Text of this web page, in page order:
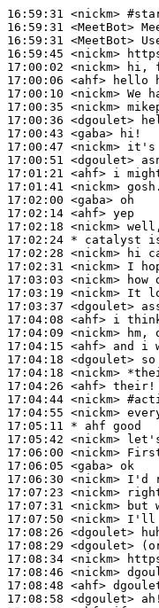
16:59:31 <nickm>
16:59:31 <MeetBot>
16:59:31 <MeetBot>
16:59:45 <nickm>
17:00:02 <nickm>
17:00:06 <ahf>
17:00:10 <nickm>
17:00:35 <nickm>
17:00:36 <dgoulet>
17:00:43 <gaba>
17:00:47 <nickm>
17:00:51 <dgoulet>
17:01:21 <ahf>
17:01:41 <nickm>
17:02:00 <gaba>
17:02:14 <ahf>
17:02:18 <nickm>
17:02:24 * catalyst
17:02:28 <nickm>
17:02:31 <nickm>
17:03:03 <nickm>
17:03:19 <nickm>
17:03:37 <dgoulet>
17:04:08 <ahf>
17:04:09 <nickm>
17:04:15 <ahf>
17:04:18 <dgoulet>
17:04:18 <nickm>
17:04:26 <ahf>
17:04:44 <nickm>
17:04:55 <nickm>
17:05:11 * ahf good
17:05:42 <nickm>
17:06:00 <nickm>
17:06:05 <gaba>
17:06:30 <nickm>
17:07:23 <nickm>
17:07:31 <nickm>
17:07:50 <nickm>
17:08:26 <dgoulet>
17:08:29 <dgoulet>
17:08:34 <nickm>
17:08:46 <nickm>
17:08:48 <ahf>
17:08:58 <dgoulet>